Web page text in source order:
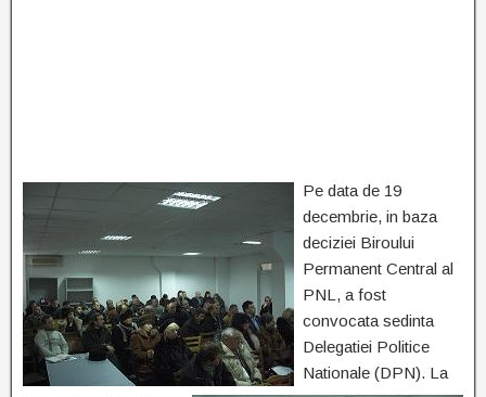
Pe data de 19
decembrie, in baza
deciziei Biroului
Permanent Central al
PNL, afost
convocata sedinta
Delegatiei Politice
Nationale (DPN). La